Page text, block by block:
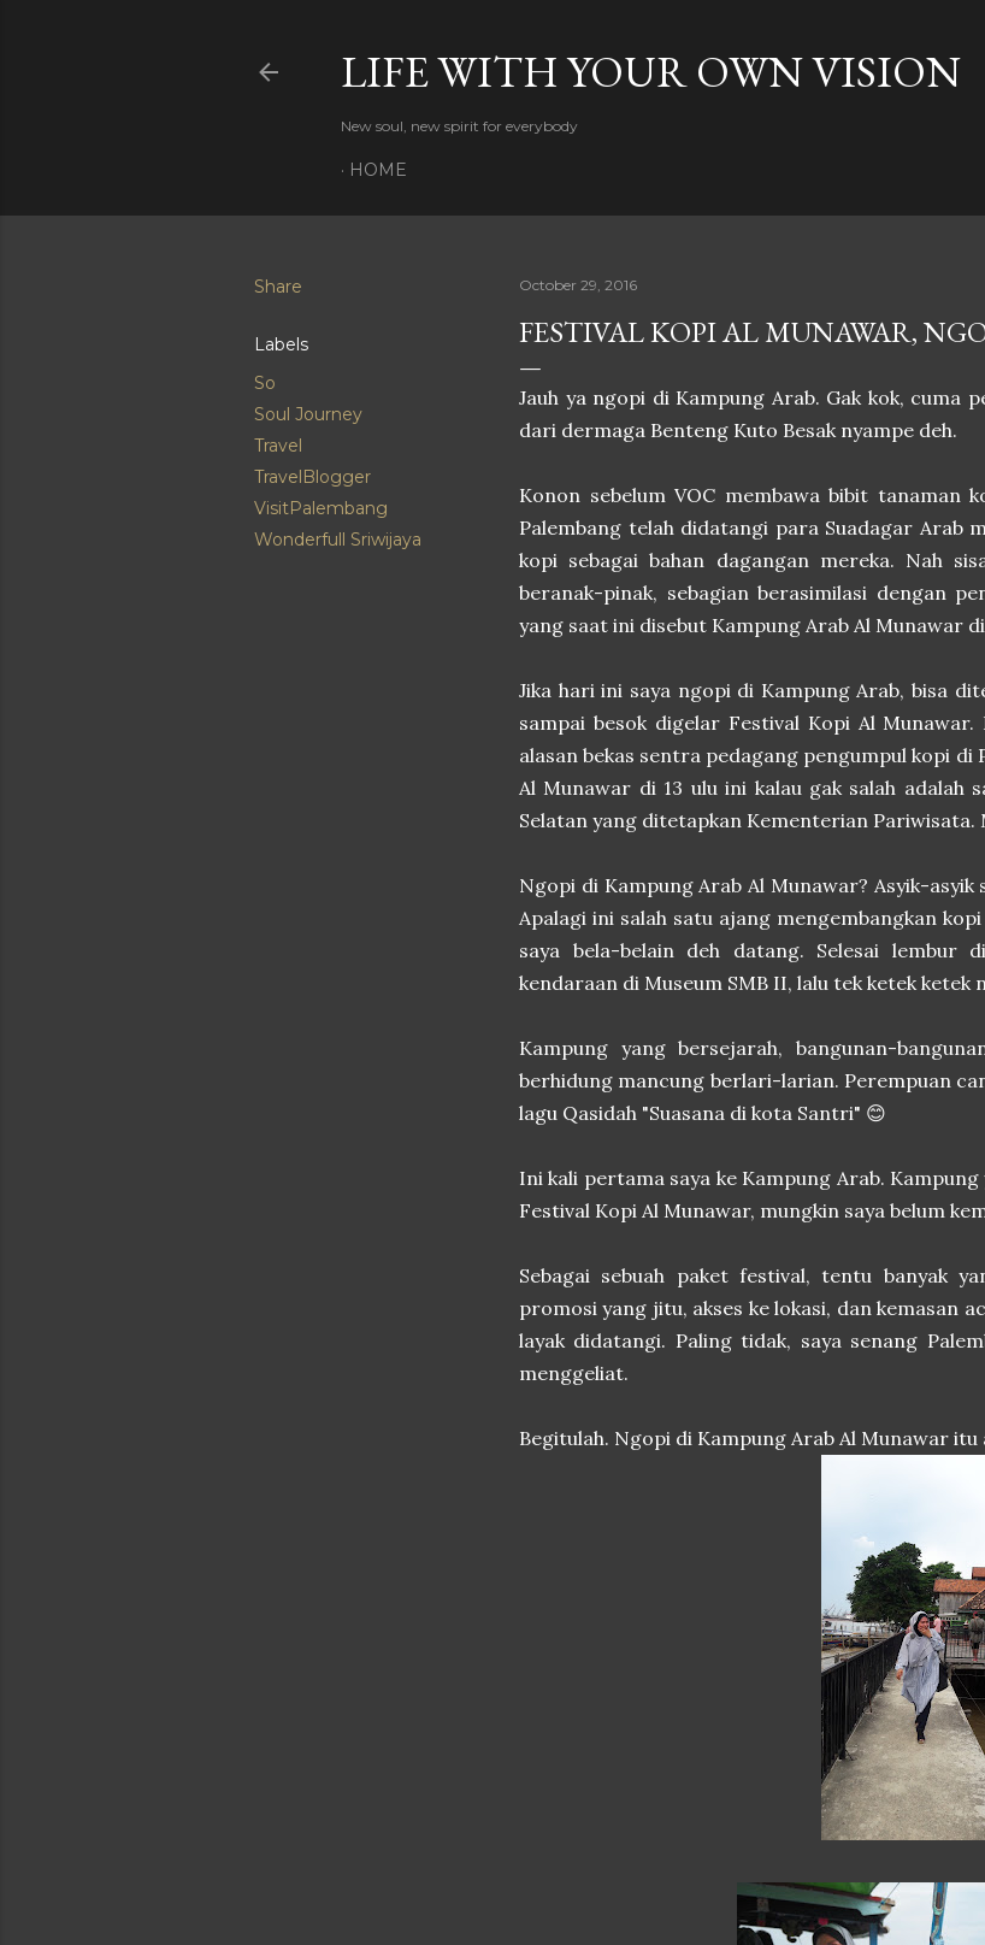
LIFE WITH YOUR OWN VISION
New soul, new spirit for everybody
HOME
Share
Labels
So
Soul Journey
Travel
TravelBlogger
VisitPalembang
Wonderfull Sriwijaya
October 29, 2016
FESTIVAL KOPI AL MUNAWAR,
Jauh ya ngopi di Kampung Arab. Gak kok, cuma
dari dermaga Benteng Kuto Besak nyampe deh.
Konon sebelum VOC membawa bibit tanaman
Palembang telah didatangi para Suadagar Arab
kopi sebagai bahan dagangan mereka. Nah
beranak-pinak, sebagian berasimilasi dengan
yang saat ini disebut Kampung Arab Al Munawar
Jika hari ini saya ngopi di Kampung Arab, bisa
sampai besok digelar Festival Kopi Al
alasan bekas sentra pedagang pengumpul kopi di
Al Munawar di 13 ulu ini kalau gak salah adalah
Selatan yang ditetapkan Kementerian Pariwisata.
Ngopi di Kampung Arab Al Munawar? Asyik-asyik
Apalagi ini salah satu ajang mengembangkan
saya bela-belain deh datang. Selesai
kendaraan di Museum SMB II, lalu tek ketek ketek
Kampung yang bersejarah, bangunan-
berhidung mancung berlari-larian. Perempuan
lagu Qasidah "Suasana di kota Santri" 😊
Ini kali pertama saya ke Kampung Arab.
Festival Kopi Al Munawar, mungkin saya belum
Sebagai sebuah paket festival, tentu banyak
promosi yang jitu, akses ke lokasi, dan kemasan
layak didatangi. Paling tidak, saya senang
menggeliat.
Begitulah. Ngopi di Kampung Arab Al Munawar itu